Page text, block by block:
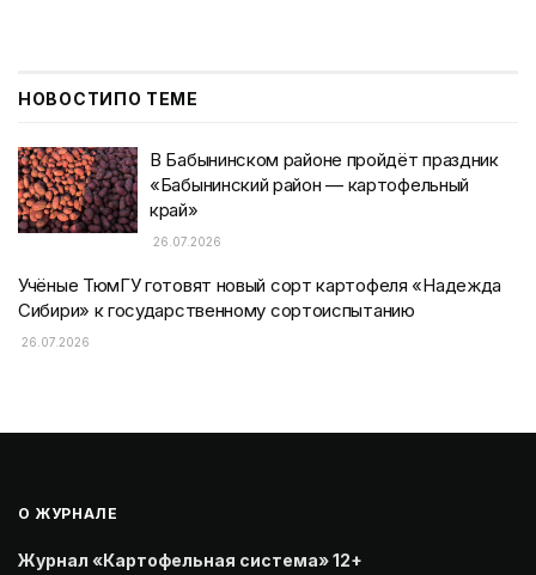
НОВОСТИ ПО ТЕМЕ
В Бабынинском районе пройдёт праздник
«Бабынинский район — картофельный
край»
26.07.2026
Учёные ТюмГУ готовят новый сорт картофеля «Надежда
Сибири» к государственному сортоиспытанию
26.07.2026
О ЖУРНАЛЕ
Журнал «Картофельная система» 12+